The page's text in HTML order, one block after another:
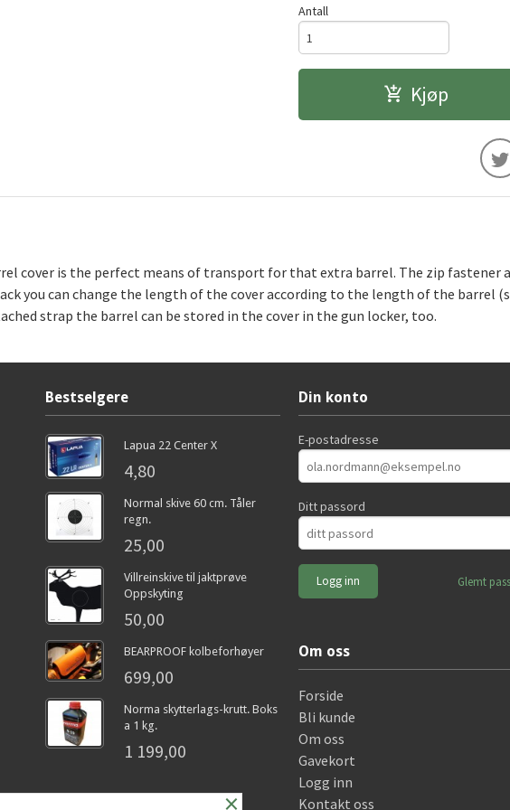
Antall
Kjøp
cover is the perfect means of transport for that extra barrel. The zip
you can change the length of the cover according to the length of the barrel
strap the barrel can be stored in the cover in the gun locker, too.
Bestselgere
Lapua 22 Center X
4,80
Normal skive 60 cm. Tåler
regn.
25,00
Villreinskive til jaktprøve
Oppskyting
50,00
BEARPROOF kolbeforhøyer
699,00
Norma skytterlags-krutt. Boks
a 1 kg.
1 199,00
Din konto
E-postadresse
Ditt passord
Glemt
Om oss
Forside
Bli kunde
Om oss
Gavekort
Logg inn
Kontakt oss